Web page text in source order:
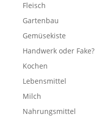
Fleisch
Gartenbau
Gemüsekiste
Handwerk oder Fake?
Kochen
Lebensmittel
Milch
Nahrungsmittel